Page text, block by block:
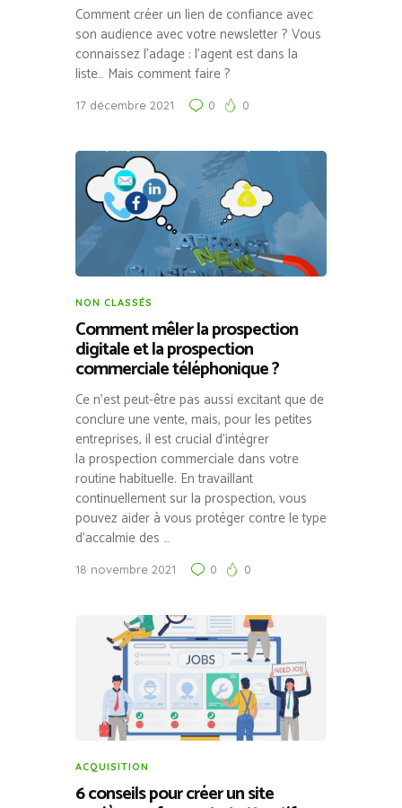
Comment créer un lien de confiance avec
son audience avec votre newsletter ? Vous
connaissez l’adage : l’agent est dans la
liste… Mais comment faire ?
17 décembre 2021 0 0
NON CLASSÉS
Comment mêler la prospection
digitale et la prospection
commerciale téléphonique ?
Ce n’est peut-être pas aussi excitant que de
conclure une vente, mais, pour les petites
entreprises, il est crucial d’intégrer
la prospection commerciale dans votre
routine habituelle. En travaillant
continuellement sur la prospection, vous
pouvez aider à vous protéger contre le type
d’accalmie des …
18 novembre 2021 0 0
ACQUISITION
6 conseils pour créer un site